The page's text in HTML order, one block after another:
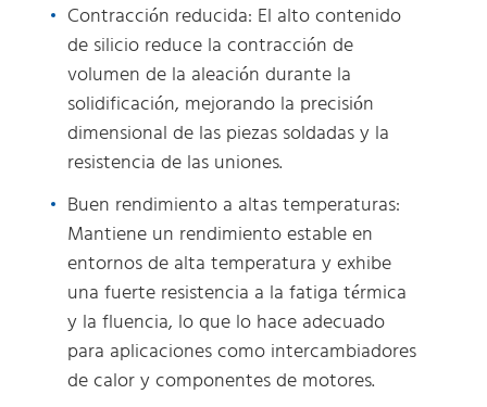
Contracción reducida: El alto contenido
de silicio reduce la contracción de
volumen de la aleación durante la
solidificación, mejorando la precisión
dimensional de las piezas soldadas y la
resistencia de las uniones.
Buen rendimiento a altas temperaturas:
Mantiene un rendimiento estable en
entornos de alta temperatura y exhibe
una fuerte resistencia a la fatiga térmica
y la fluencia, lo que lo hace adecuado
para aplicaciones como intercambiadores
de calor y componentes de motores.